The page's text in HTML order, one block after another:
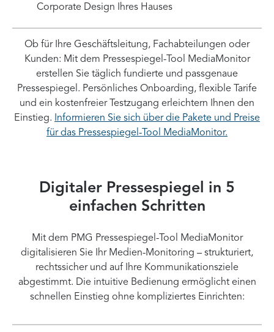
Corporate Design Ihres Hauses
Ob für Ihre Geschäftsleitung, Fachabteilungen oder
Kunden: Mit dem Pressespiegel-Tool MediaMonitor
erstellen Sie täglich fundierte und passgenaue
Pressespiegel. Persönliches Onboarding, flexible Tarife
und ein kostenfreier Testzugang erleichtern Ihnen den
Einstieg.
Informieren Sie sich über die Pakete und Preise
für das Pressespiegel-Tool MediaMonitor.
Digitaler Pressespiegel in 5
einfachen Schritten
Mit dem PMG Pressespiegel-Tool MediaMonitor
digitalisieren Sie Ihr Medien-Monitoring – strukturiert,
rechtssicher und auf Ihre Kommunikationsziele
abgestimmt. Die intuitive Bedienung ermöglicht einen
schnellen Einstieg ohne kompliziertes Einrichten: